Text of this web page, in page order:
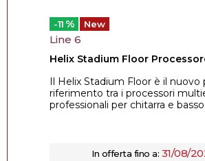
-11 % New
Line 6
Helix Stadium Floor
Il Helix Stadium Floor è il nuovo
riferimento tra i processori
professionali per chitarra e
In offerta fino a: 31/08/